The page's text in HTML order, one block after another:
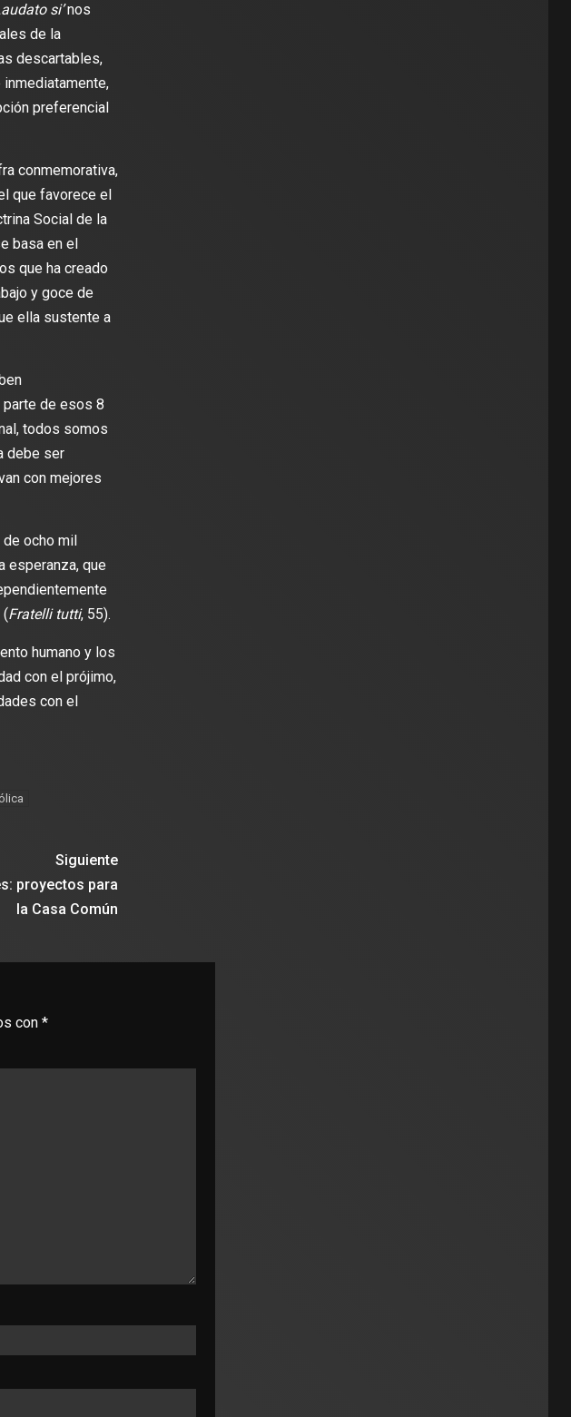
si’nos
de la
descartables,
preferencial
conmemorativa,
que favorece el
Social de la
basa en el
que ha creado
y goce de
ella sustente a
de esos 8
todos somos
debe ser
con mejores
ocho mil
esperanza, que
(Fratelli tutti, 55).
humano y los
con el prójimo,
con el
Siguiente
proyectos para
la Casa Común
con *